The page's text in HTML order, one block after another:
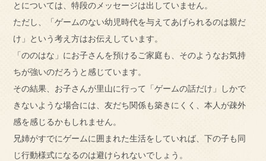
とについては、特段のメッセージは出していません。
ただし、「ゲームのない幼児時代を与えてあげられるのは親だ
け」という考え方はお伝えしています。
「ののはな」にお子さんを預けるご家庭も、そのようなお気持
ちが強いのだろうと感じています。
その結果、お子さんが里山に行って「ゲームの話だけ」しかで
きないような場合には、友だち関係も築きにくく、本人が疎外
感を感じるかもしれません。
兄姉がすでにゲームに囲まれた生活をしていれば、下の子も同
じ行動様式になるのは避けられないでしょう。